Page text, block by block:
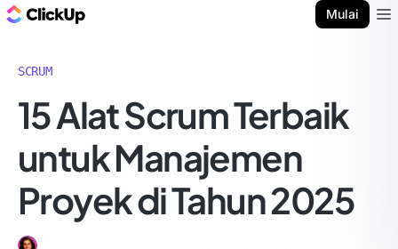
Mulai
SCRUM
15 Alat Scrum Terbaik
untuk Manajemen
Proyek di Tahun 2025